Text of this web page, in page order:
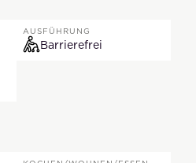
AUSFÜHRUNG
Barrierefrei